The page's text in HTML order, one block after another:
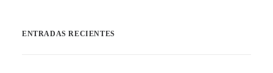
ENTRADAS RECIENTES